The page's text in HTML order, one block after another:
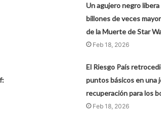
Un agujero negro
billones de veces
de la Muerte de Star
Feb 18, 2026
El Riesgo País
puntos básicos en una
recuperación para los
Feb 18, 2026